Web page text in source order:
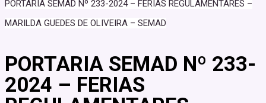
PORTARIA SEMAD Nº 233-2024 – FERIAS REGULAMENTARES –
MARILDA GUEDES DE OLIVEIRA – SEMAD
PORTARIA SEMAD Nº 233-
2024 – FERIAS